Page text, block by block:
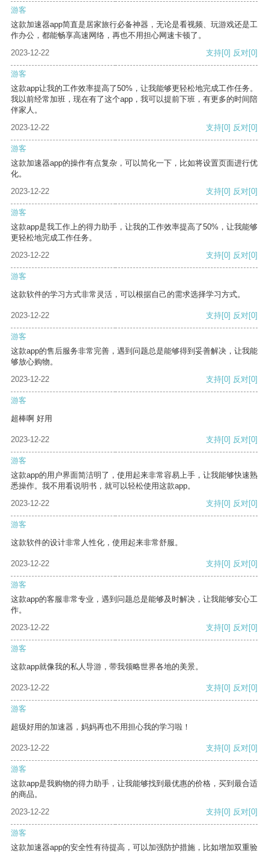
游客
这款加速器app简直是居家旅行必备神器，无论是看视频、玩游戏还是工
作办公，都能畅享高速网络，再也不用担心网速卡顿了。
2023-12-22
支持[0] 反对[0]
游客
这款app让我的工作效率提高了50%，让我能够更轻松地完成工作任务。
我以前经常加班，现在有了这个app，我可以提前下班，有更多的时间陪
伴家人。
2023-12-22
支持[0] 反对[0]
游客
这款加速器app的操作有点复杂，可以简化一下，比如将设置页面进行优
化。
2023-12-22
支持[0] 反对[0]
游客
这款app是我工作上的得力助手，让我的工作效率提高了50%，让我能够
更轻松地完成工作任务。
2023-12-22
支持[0] 反对[0]
游客
这款软件的学习方式非常灵活，可以根据自己的需求选择学习方式。
2023-12-22 支持[0] 反对[0]
游客
这款app的售后服务非常完善，遇到问题总是能够得到妥善解决，让我能
够放心购物。
2023-12-22
支持[0] 反对[0]
游客
超棒啊 好用
2023-12-22 支持[0] 反对[0]
游客
这款app的用户界面简洁明了，使用起来非常容易上手，让我能够快速熟
悉操作。我不用看说明书，就可以轻松使用这款app。
2023-12-22
支持[0] 反对[0]
游客
这款软件的设计非常人性化，使用起来非常舒服。
2023-12-22 支持[0] 反对[0]
游客
这款app的客服非常专业，遇到问题总是能够及时解决，让我能够安心工
作。
2023-12-22
支持[0] 反对[0]
游客
这款app就像我的私人导游，带我领略世界各地的美景。
2023-12-22 支持[0] 反对[0]
游客
超级好用的加速器，妈妈再也不用担心我的学习啦！
2023-12-22 支持[0] 反对[0]
游客
这款app是我购物的得力助手，让我能够找到最优惠的价格，买到最合适
的商品。
2023-12-22
支持[0] 反对[0]
游客
这款加速器app的安全性有待提高，可以加强防护措施，比如增加双重验